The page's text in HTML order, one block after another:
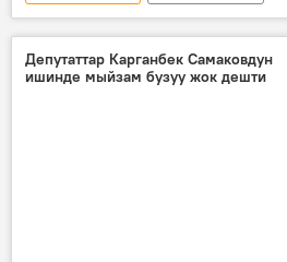
"Азаттык" партиясы
Өмүр
Депутаттар Карганбек Самаковдун
ишинде мыйзам бузуу жок дешти